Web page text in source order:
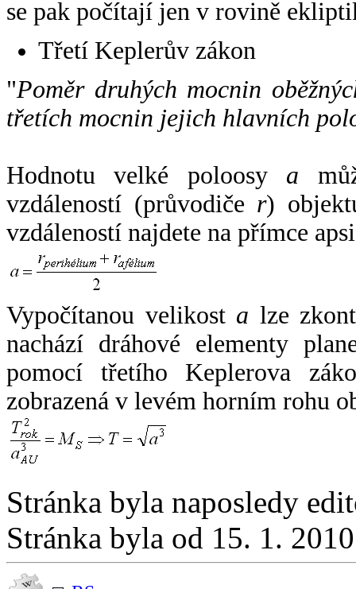
se pak počítají jen v rovině
Třetí Keplerův zákon
"Poměr druhých mocnin
třetích mocnin jejich hlavních
Hodnotu velké poloosy a
vzdáleností (průvodiče r)
vzdáleností najdete na přímce
Vypočítanou velikost a lze
nachází dráhové elementy
pomocí třetího Keplerova
zobrazená v levém horním rohu
Stránka byla naposledy
Stránka byla od 15. 1.